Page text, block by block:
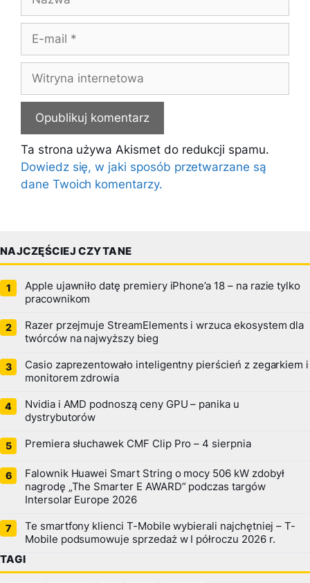
mail
internetowa
Ta strona używa Akismet do redukcji spamu.
Dowiedz się, w jaki sposób przetwarzane są
dane Twoich komentarzy.
NAJCZĘŚCIEJ CZYTANE
Apple ujawniło datę premiery iPhone’a 18 – na razie tylko
pracownikom
Razer przejmuje StreamElements i wrzuca ekosystem dla
twórców na najwyższy bieg
Casio zaprezentowało inteligentny pierścień z zegarkiem i
monitorem zdrowia
Nvidia i AMD podnoszą ceny GPU – panika u
dystrybutorów
Premiera słuchawek CMF Clip Pro – 4 sierpnia
Falownik Huawei Smart String o mocy 506 kW zdobył
nagrodę „The Smarter E AWARD” podczas targów
Intersolar Europe 2026
Te smartfony klienci T-Mobile wybierali najchętniej – T-
Mobile podsumowuje sprzedaż w I półroczu 2026 r.
TAGI